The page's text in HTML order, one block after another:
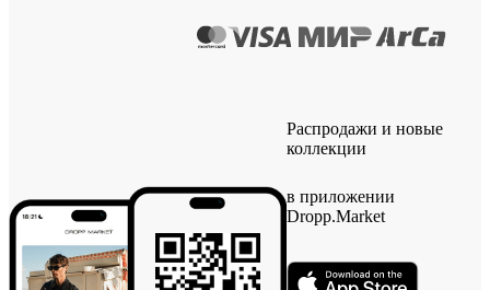
Распродажи и новые
коллекции
в приложении
Dropp.Market